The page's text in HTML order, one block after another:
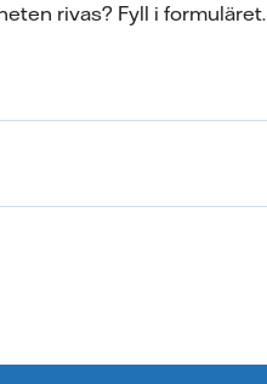
rivas? Fyll i formuläret.